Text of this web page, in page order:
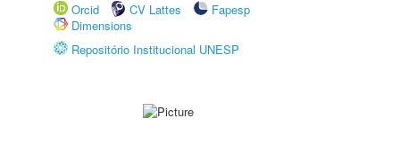
Orcid
CV Lattes
Fapesp
Dimensions
Repositório Institucional UNESP